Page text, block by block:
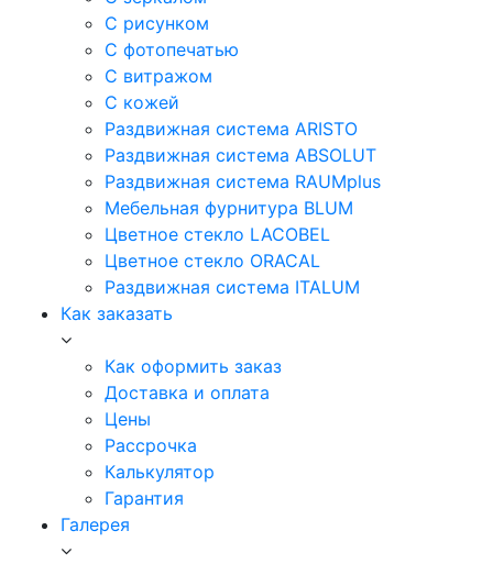
С рисунком
С фотопечатью
С витражом
С кожей
Раздвижная система ARISTO
Раздвижная система ABSOLUT
Раздвижная система RAUMplus
Мебельная фурнитура BLUM
Цветное стекло LACOBEL
Цветное стекло ORACAL
Раздвижная система ITALUM
Как заказать
Как оформить заказ
Доставка и оплата
Цены
Рассрочка
Калькулятор
Гарантия
Галерея